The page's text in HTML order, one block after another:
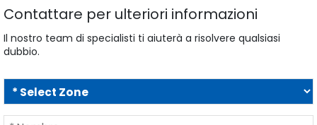
Contattare per ulteriori informazioni
Il nostro team di specialisti ti aiuterà a risolvere qualsiasi
dubbio.